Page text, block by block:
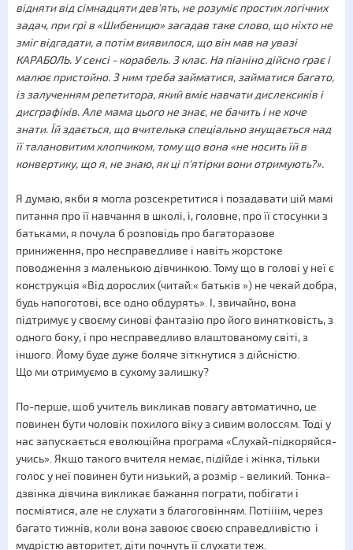
відняти від сімнадцяти дев'ять, не розуміє простих логічних
задач, при грі в «Шибеницю» загадав таке слово, що ніхто не
зміг відгадати, а потім виявилося, що він мав на увазі
КАРАБОЛЬ. У сенсі - корабель. 3 клас. На піаніно дійсно грає і
малює пристойно. З ним треба займатися, займатися багато,
із залученням репетитора, який вміє навчати дислексиків і
дисграфіків. Але мама цього не знає, не бачить і не хоче
знати. Їй здається, що вчителька спеціально знущається над
її талановитим хлопчиком, тому що вона «не носить їй в
конвертику, що я, не знаю, як ці п'ятірки вони отримують?».
Я думаю, якби я могла розсекретитися і позадавати цій мамі
питання про її навчання в школі, і, головне, про її стосунки з
батьками, я почула б розповідь про багаторазове
приниження, про несправедливе і навіть жорстоке
поводження з маленькою дівчинкою. Тому що в голові у неї є
конструкція «Від дорослих (читай:« батьків ») не чекай добра,
будь напоготові, все одно обдурять». І, звичайно, вона
підтримує у своєму синові фантазію про його винятковість, з
одного боку, і про несправедливо влаштованому світі, з
іншого. Йому буде дуже боляче зіткнутися з дійсністю.
Що ми отримуємо в сухому залишку?
По-перше, щоб учитель викликав повагу автоматично, це
повинен бути чоловік похилого віку з сивим волоссям. Тоді у
нас запускається еволюційна програма «Слухай-підкоряйся-
учись». Якщо такого вчителя немає, підійде і жінка, тільки
голос у неї повинен бути низький, а розмір - великий. Тонка-
дзвінка дівчина викликає бажання пограти, побігати і
посміятися, але не слухати з благоговінням. Потіііім, через
багато тижнів, коли вона завоює своєю справедливістю і
мудрістю авторитет, діти почнуть її слухати теж.